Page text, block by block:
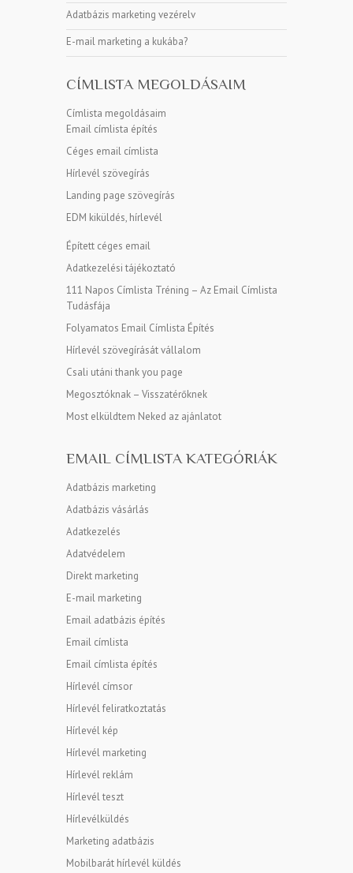
Adatbázis marketing vezérelv
E-mail marketing a kukába?
CÍMLISTA MEGOLDÁSAIM
Címlista megoldásaim
Email címlista építés
Céges email címlista
Hírlevél szövegírás
Landing page szövegírás
EDM kiküldés, hírlevél
Épített céges email
Adatkezelési tájékoztató
111 Napos Címlista Tréning – Az Email Címlista
Tudásfája
Folyamatos Email Címlista Építés
Hírlevél szövegírását vállalom
Csali utáni thank you page
Megosztóknak – Visszatérőknek
Most elküldtem Neked az ajánlatot
EMAIL CÍMLISTA KATEGÓRIÁK
Adatbázis marketing
Adatbázis vásárlás
Adatkezelés
Adatvédelem
Direkt marketing
E-mail marketing
Email adatbázis építés
Email címlista
Email címlista építés
Hírlevél címsor
Hírlevél feliratkoztatás
Hírlevél kép
Hírlevél marketing
Hírlevél reklám
Hírlevél teszt
Hírlevélküldés
Marketing adatbázis
Mobilbarát hírlevél küldés